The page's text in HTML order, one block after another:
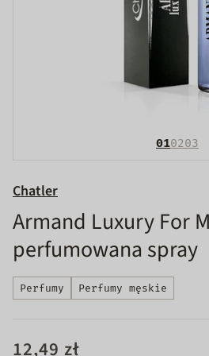
010203
Chatler
Armand Luxury For
perfumowana spray
Perfumy Perfumy męskie
12,49 zł